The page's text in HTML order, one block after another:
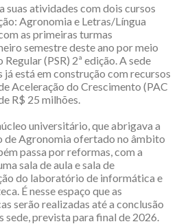
suas atividades com dois cursos
Agronomia e Letras/Língua
as primeiras turmas
semestre deste ano por meio
(PSR) 2ª edição. A sede
está em construção com recursos
Aceleração do Crescimento (PAC
R$ 25 milhões.
universitário, que abrigava a
de Agronomia ofertado no âmbito
passa por reformas, com a
sala de aula e sala de
do laboratório de informática e
É nesse espaço que as
serão realizadas até a conclusão
sede, prevista para final de 2026.